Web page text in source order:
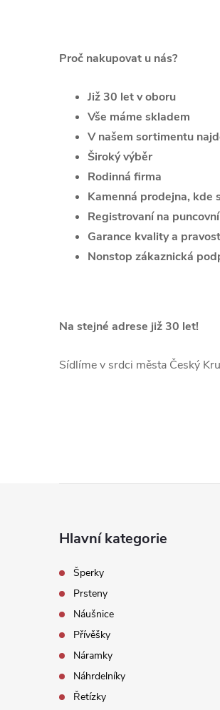
Proč nakupovat u nás?
Již 30 let v oboru
Vše máme skladem
V našem sortimentu
Široký výběr
Rodinná firma
Kamenná prodejna, kde
Registrovaní na
Garance kvality a
Nonstop zákaznická
Na stejné adrese již 30 let!
Sídlíme v srdci města Český
Hlavní kategorie
Šperky
Prsteny
Náušnice
Přívěšky
Náramky
Náhrdelníky
Řetízky